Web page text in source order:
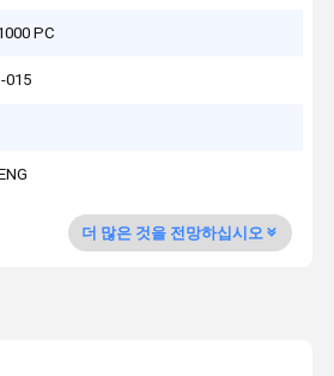
PC
015
더 많은 것을 전망하십시오